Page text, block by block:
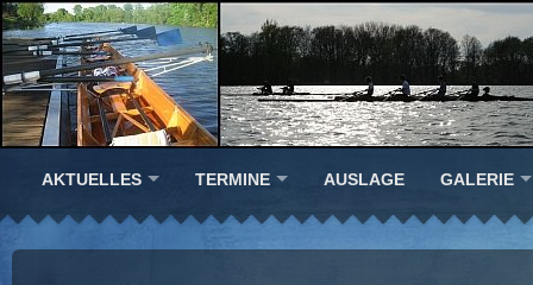
AKTUELLES TERMINE AUSLAGE GALERIE